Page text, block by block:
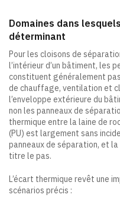
Domaines dans
déterminant
Pour les cloisons de
l’intérieur d’un bâtiment, les
constituent généralement
de chauffage, ventilation et
l’enveloppe extérieure du
non les panneaux de
thermique entre la laine de
(PU) est largement sans
panneaux de séparation, et
titre le pas.
L’écart thermique revêt une
scénarios précis :